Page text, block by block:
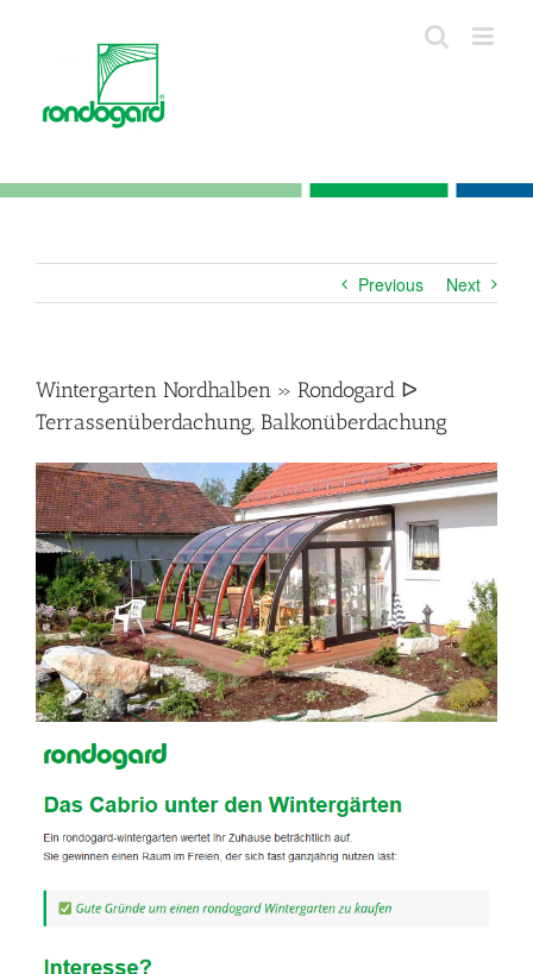
Previous Next
Wintergarten Nordhalben » Rondogard ᐅ
Terrassenüberdachung, Balkonüberdachung